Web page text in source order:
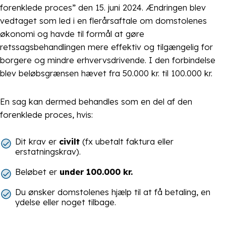
forenklede proces” den 15. juni 2024. Ændringen blev
vedtaget som led i en flerårsaftale om domstolenes
økonomi og havde til formål at gøre
retssagsbehandlingen mere effektiv og tilgængelig for
borgere og mindre erhvervsdrivende. I den forbindelse
blev beløbsgrænsen hævet fra 50.000 kr. til 100.000 kr.
En sag kan dermed behandles som en del af den
forenklede proces, hvis:
Dit krav er civilt (fx ubetalt faktura eller
erstatningskrav).
Beløbet er under 100.000 kr.
Du ønsker domstolenes hjælp til at få betaling, en
ydelse eller noget tilbage.